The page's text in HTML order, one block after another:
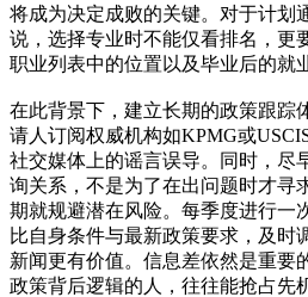
将成为决定成败的关键。对于计划
说，选择专业时不能仅看排名，更
职业列表中的位置以及毕业后的就
在此背景下，建立长期的政策跟踪
请人订阅权威机构如KPMG或
社交媒体上的谣言误导。同时，尽
询关系，不是为了在出问题时才寻
期就规避潜在风险。每季度进行一
比自身条件与最新政策要求，及时
新闻更有价值。信息差依然是重要
政策背后逻辑的人，往往能抢占先